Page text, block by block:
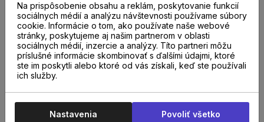
Poraďte sa s
odborníkom u nás na
predajni.
Na prispôsobenie obsahu a reklám, poskytovanie funkcií
sociálnych médií a analýzu návštevnosti používame súbory
cookie. Informácie o tom, ako používate naše webové
stránky, poskytujeme aj našim partnerom v oblasti
sociálnych médií, inzercie a analýzy. Títo partneri môžu
príslušné informácie skombinovať s ďalšími údajmi, ktoré
ste im poskytli alebo ktoré od vás získali, keď ste používali
ich služby.
Nastavenia Povoliť všetko